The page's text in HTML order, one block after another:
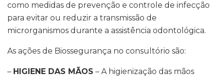
como medidas de prevenção e controle de infecção
para evitar ou reduzir a transmissão de
microrganismos durante a assistência odontológica.
As ações de Biossegurança no consultório são:
– HIGIENE DAS MÃOS – A higienização das mãos